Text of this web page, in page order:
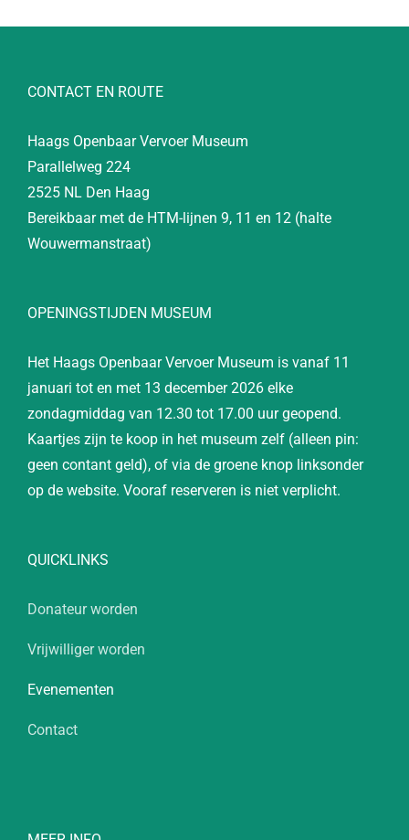
CONTACT EN ROUTE
Haags Openbaar Vervoer Museum
Parallelweg 224
2525 NL Den Haag
Bereikbaar met de HTM-lijnen 9, 11 en 12 (halte
Wouwermanstraat)
OPENINGSTIJDEN MUSEUM
Het Haags Openbaar Vervoer Museum is vanaf 11
januari tot en met 13 december 2026 elke
zondagmiddag van 12.30 tot 17.00 uur geopend.
Kaartjes zijn te koop in het museum zelf (alleen pin:
geen contant geld), of via de groene knop linksonder
op de website. Vooraf reserveren is niet verplicht.
QUICKLINKS
Donateur worden
Vrijwilliger worden
Evenementen
Contact